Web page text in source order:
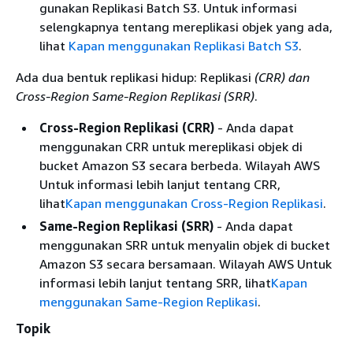
gunakan Replikasi Batch S3. Untuk informasi
selengkapnya tentang mereplikasi objek yang ada,
lihat Kapan menggunakan Replikasi Batch S3.
Ada dua bentuk replikasi hidup: Replikasi (CRR) dan
Cross-Region Same-Region Replikasi(SRR).
Cross-Region Replikasi (CRR) - Anda dapat
menggunakan CRR untuk mereplikasi objek di
bucket Amazon S3 secara berbeda. Wilayah AWS
Untuk informasi lebih lanjut tentang CRR,
lihatKapan menggunakan Cross-Region Replikasi.
Same-Region Replikasi (SRR) - Anda dapat
menggunakan SRR untuk menyalin objek di bucket
Amazon S3 secara bersamaan. Wilayah AWS Untuk
informasi lebih lanjut tentang SRR, lihatKapan
menggunakan Same-Region Replikasi.
Topik